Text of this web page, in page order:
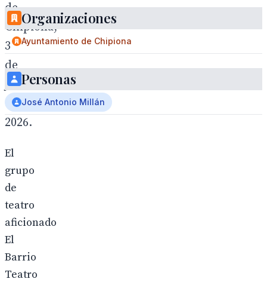
de
Chipiona,
3
de
julio
de
2026.
El
grupo
de
teatro
aficionado
El
Barrio
Teatro
Organizaciones
Ayuntamiento de Chipiona
Personas
José Antonio Millán